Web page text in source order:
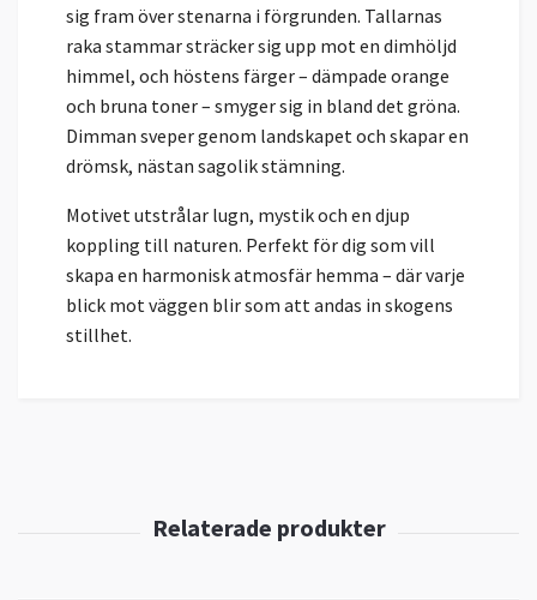
sig fram över stenarna i förgrunden. Tallarnas
raka stammar sträcker sig upp mot en dimhöljd
himmel, och höstens färger – dämpade orange
och bruna toner – smyger sig in bland det gröna.
Dimman sveper genom landskapet och skapar en
drömsk, nästan sagolik stämning.
Motivet utstrålar lugn, mystik och en djup
koppling till naturen. Perfekt för dig som vill
skapa en harmonisk atmosfär hemma – där varje
blick mot väggen blir som att andas in skogens
stillhet.